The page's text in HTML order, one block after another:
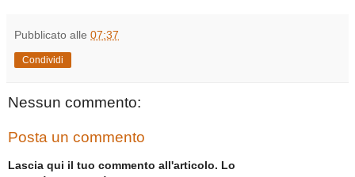
Pubblicato alle 07:37
Condividi
Nessun commento:
Posta un commento
Lascia qui il tuo commento all'articolo. Lo